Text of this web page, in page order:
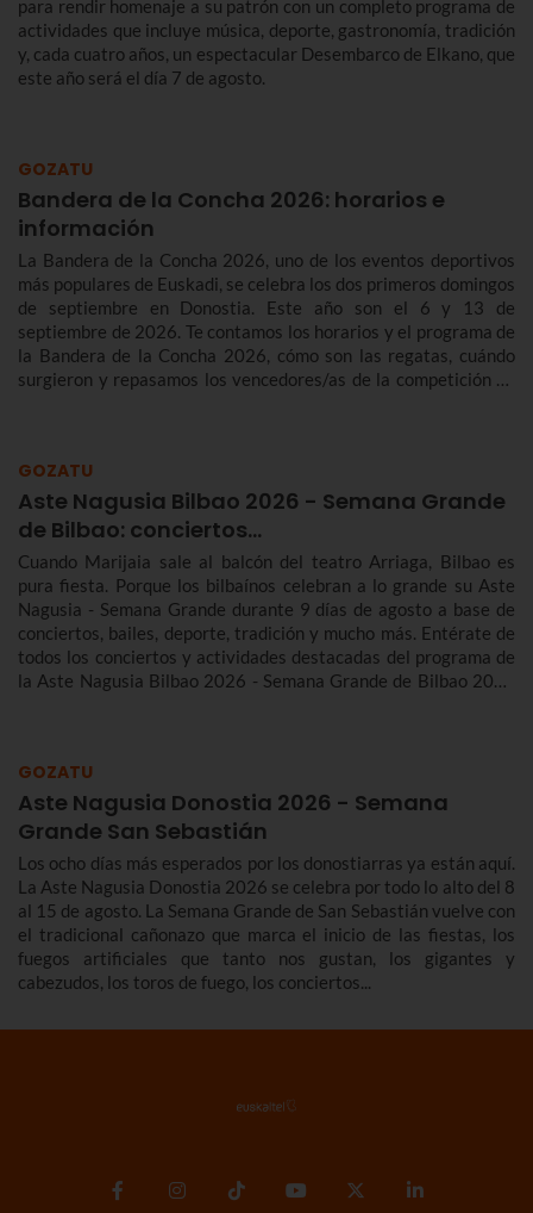
para rendir homenaje a su patrón con un completo programa de
actividades que incluye música, deporte, gastronomía, tradición
y, cada cuatro años, un espectacular Desembarco de Elkano, que
este año será el día 7 de agosto.
GOZATU
Bandera de la Concha 2026: horarios e
información
La Bandera de la Concha 2026, uno de los eventos deportivos
más populares de Euskadi, se celebra los dos primeros domingos
de septiembre en Donostia. Este año son el 6 y 13 de
septiembre de 2026. Te contamos los horarios y el programa de
la Bandera de la Concha 2026, cómo son las regatas, cuándo
surgieron y repasamos los vencedores/as de la competición de
GOZATU
Aste Nagusia Bilbao 2026 - Semana Grande
de Bilbao: conciertos…
Cuando Marijaia sale al balcón del teatro Arriaga, Bilbao es
pura fiesta. Porque los bilbaínos celebran a lo grande su Aste
Nagusia - Semana Grande durante 9 días de agosto a base de
conciertos, bailes, deporte, tradición y mucho más. Entérate de
todos los conciertos y actividades destacadas del programa de
la Aste Nagusia Bilbao 2026 - Semana Grande de Bilbao 2026
GOZATU
Aste Nagusia Donostia 2026 - Semana
Grande San Sebastián
Los ocho días más esperados por los donostiarras ya están aquí.
La Aste Nagusia Donostia 2026 se celebra por todo lo alto del 8
al 15 de agosto. La Semana Grande de San Sebastián vuelve con
el tradicional cañonazo que marca el inicio de las fiestas, los
fuegos artificiales que tanto nos gustan, los gigantes y
cabezudos, los toros de fuego, los conciertos...